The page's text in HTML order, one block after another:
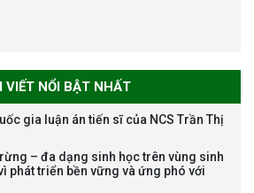
Nguyễn Thế Thông
VIẾT NỔI BẬT NHẤT
gia luận án tiến sĩ của NCS Trần Thị
– đa dạng sinh học trên vùng sinh
phát triển bền vững và ứng phó với